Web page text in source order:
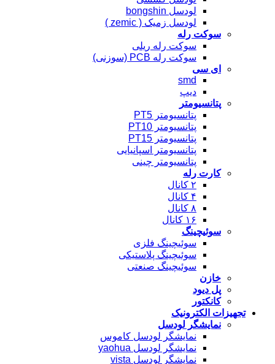
لودسل bongshin
لودسل زمیک ( zemic )
سوکت رله
سوکت رله ریلی
سوکت رله PCB (سوزنی)
ای سی
smd
دیپ
پتانسیومتر
پتانسیومتر PT5
پتانسیومتر PT10
پتانسیومتر PT15
پتانسیومتر اسپانیایی
پتانسیومتر چینی
کارت رله
۲ کانال
۴ کانال
۸ کانال
۱۶ کانال
سوئیچینگ
سوئیچینگ فلزی
سوئیچینگ پلاستیکی
سوئیچینگ صنعتی
خازن
پل دیود
کانکتور
تجهیزات الکترونیک
نمایشگر لودسل
نمایشگر لودسل کاموس
نمایشگر لودسل yaohua
نمایشگر لودسل vista